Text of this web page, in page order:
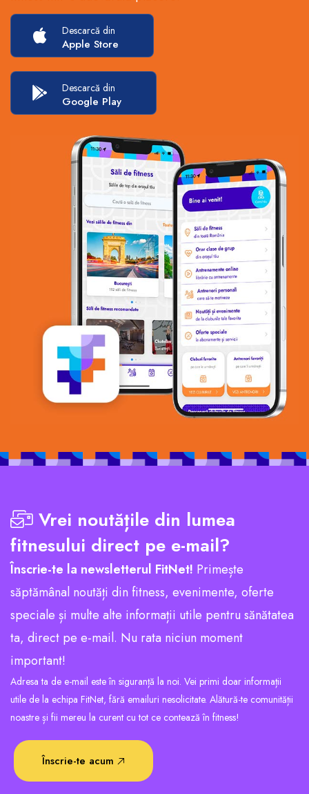
Descarcă din
Apple Store
Descarcă din
Google Play
Vrei noutățile din lumea
fitnesului direct pe e-mail?
Înscrie-te la newsletterul FitNet! Primește
săptămânal noutăți din fitness, evenimente, oferte
speciale și multe alte informații utile pentru sănătatea
ta, direct pe e-mail. Nu rata niciun moment
important!
Adresa ta de e-mail este în siguranță la noi. Vei primi doar informații
utile de la echipa FitNet, fără emailuri nesolicitate. Alătură-te comunității
noastre și fii mereu la curent cu tot ce contează în fitness!
Înscrie-te acum